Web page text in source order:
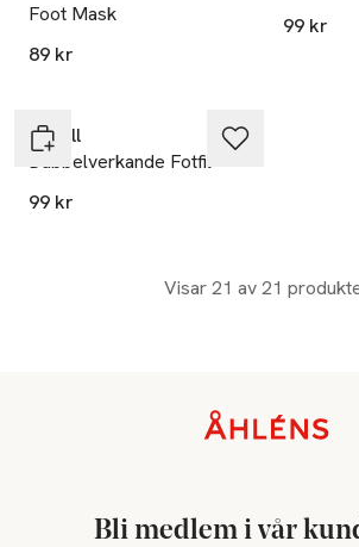
Foot Mask
89 kr
99 kr
Scholl
Dubbelverkande Fotfil
99 kr
Visar 21 av 21
Bli medlem i vår